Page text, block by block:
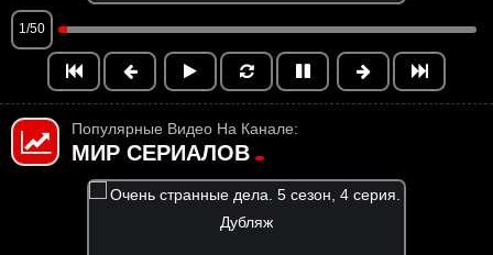
1/50
Популярные Видео На Канале:
МИР СЕРИАЛОВ